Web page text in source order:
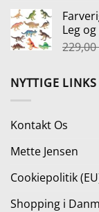
Leg
229,00
NYTTIGE LINKS
Kontakt Os
Mette Jensen
Cookiepolitik
Shopping i